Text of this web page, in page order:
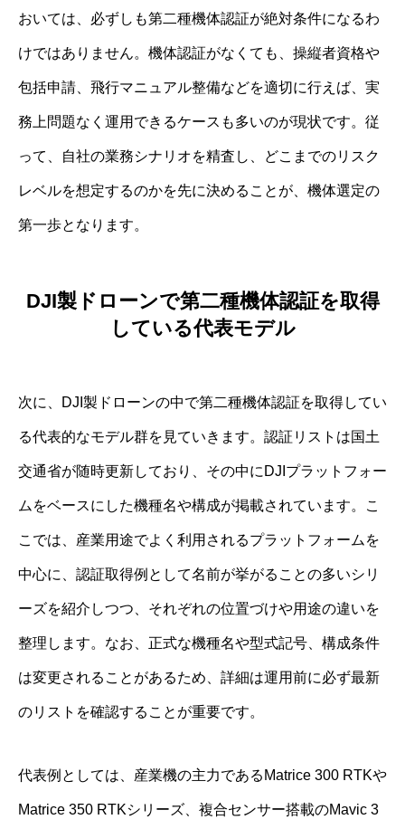
おいては、必ずしも第二種機体認証が絶対条件になるわ
けではありません。機体認証がなくても、操縦者資格や
包括申請、飛行マニュアル整備などを適切に行えば、実
務上問題なく運用できるケースも多いのが現状です。従
って、自社の業務シナリオを精査し、どこまでのリスク
レベルを想定するのかを先に決めることが、機体選定の
第一歩となります。
DJI製ドローンで第二種機体認証を取得
している代表モデル
次に、DJI製ドローンの中で第二種機体認証を取得してい
る代表的なモデル群を見ていきます。認証リストは国土
交通省が随時更新しており、その中にDJIプラットフォー
ムをベースにした機種名や構成が掲載されています。こ
こでは、産業用途でよく利用されるプラットフォームを
中心に、認証取得例として名前が挙がることの多いシリ
ーズを紹介しつつ、それぞれの位置づけや用途の違いを
整理します。なお、正式な機種名や型式記号、構成条件
は変更されることがあるため、詳細は運用前に必ず最新
のリストを確認することが重要です。
代表例としては、産業機の主力であるMatrice 300 RTKや
Matrice 350 RTKシリーズ、複合センサー搭載のMavic 3